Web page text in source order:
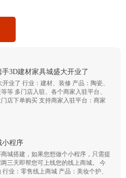
3D建材家具城盛大开业了
业了 行业：建材、装修 产品：陶瓷、
等 多门店入驻、各个商家入驻平台、
店下单购买 支持商家入驻平台：商家
小程序
城搭建，如果您想做个小程序，只需提
三天即帮您可上线您的线上商城。 今
业：零售线上商城 产品：美妆个护、